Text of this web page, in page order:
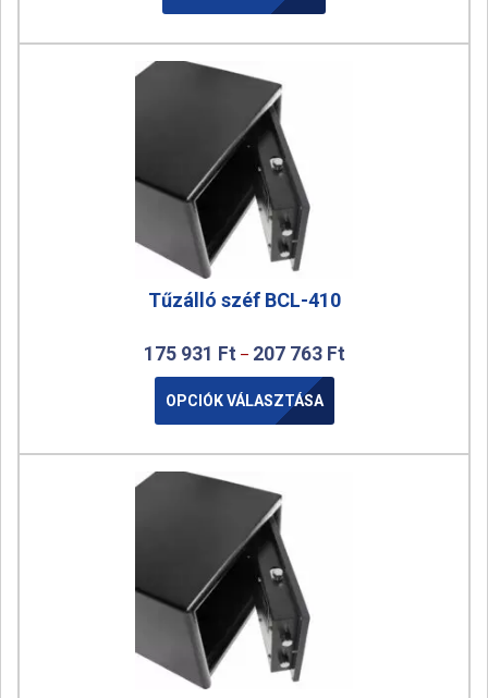
Tűzálló széf BCL-410
175 931 Ft – 207 763 Ft
OPCIÓK VÁLASZTÁSA